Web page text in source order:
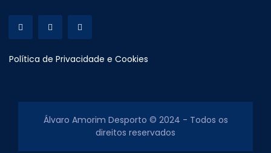
Política de Privacidade e Cookies
Álvaro Amorim Desporto © 2024 - Todos os
direitos reservados